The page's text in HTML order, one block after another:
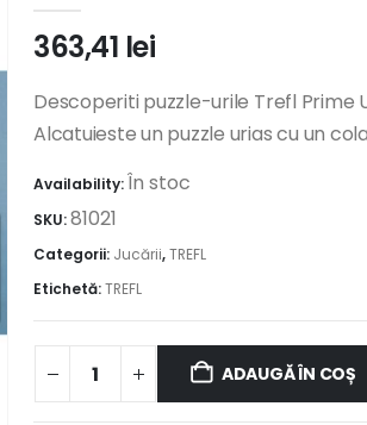
363,41 lei
Descoperiti puzzle-urile Trefl Prime
Alcatuieste un puzzle urias cu un
Availability:În stoc
SKU:81021
Categorii: Jucării,TREFL
Etichetă:TREFL
ADAUGĂ ÎN COȘ